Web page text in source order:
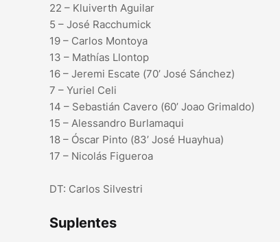
22 – Kluiverth Aguilar
5 – José Racchumick
19 – Carlos Montoya
13 – Mathías Llontop
16 – Jeremi Escate (70’ José Sánchez)
7 – Yuriel Celi
14 – Sebastián Cavero (60’ Joao Grimaldo)
15 – Alessandro Burlamaqui
18 – Óscar Pinto (83’ José Huayhua)
17 – Nicolás Figueroa
DT: Carlos Silvestri
Suplentes